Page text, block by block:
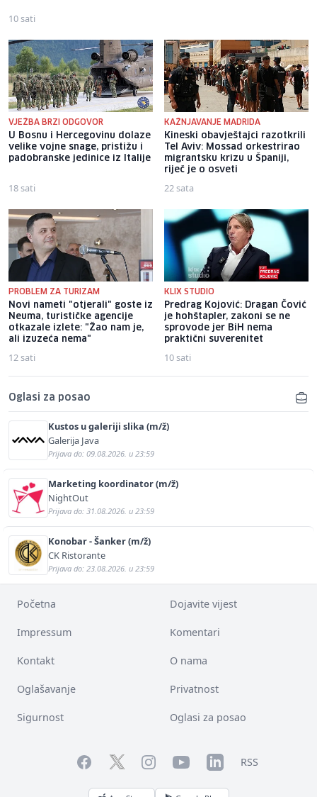
10 sati
VJEŽBA BRZI ODGOVOR
U Bosnu i Hercegovinu dolaze
velike vojne snage, pristižu i
padobranske jedinice iz Italije
18 sati
KAŽNJAVANJE MADRIDA
Kineski obavještajci razotkrili
Tel Aviv: Mossad orkestrirao
migrantsku krizu u Španiji,
riječ je o osveti
22 sata
PROBLEM ZA TURIZAM
Novi nameti "otjerali" goste iz
Neuma, turističke agencije
otkazale izlete: "Žao nam je,
ali izuzeća nema"
12 sati
KLIX STUDIO
Predrag Kojović: Dragan Čović
je hohštapler, zakoni se ne
sprovode jer BiH nema
praktični suverenitet
10 sati
Oglasi za posao
Kustos u galeriji slika (m/ž)
Galerija Java
Prijava do: 09.08.2026. u 23:59
Marketing koordinator (m/ž)
NightOut
Prijava do: 31.08.2026. u 23:59
Konobar - Šanker (m/ž)
CK Ristorante
Prijava do: 23.08.2026. u 23:59
Početna Dojavite vijest
Impressum Komentari
Kontakt O nama
Oglašavanje Privatnost
Sigurnost Oglasi za posao
FacebookTwitterInstagramYouTubeLinkedInRSS